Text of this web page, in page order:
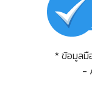
* ข้อมูลมื
-